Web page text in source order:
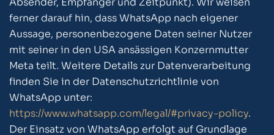
ferner darauf hin, dass WhatsApp nach eigener
Aussage, personenbezogene Daten seiner Nutzer
mit seiner in den USA ansässigen Konzernmutter
Meta teilt. Weitere Details zur Datenverarbeitung
finden Sie in der Datenschutzrichtlinie von
WhatsApp unter:
https://www.whatsapp.com/legal/#privacy-policy.
Der Einsatz von WhatsApp erfolgt auf Grundlage